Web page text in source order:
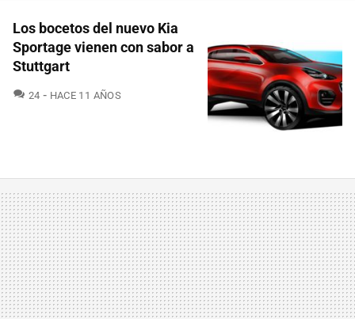
Los bocetos del nuevo Kia
Sportage vienen con sabor a
Stuttgart
24 COMENTARIOS
HACE 11 AÑOS